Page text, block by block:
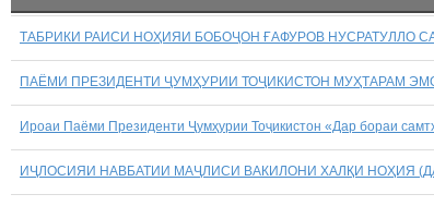
ТАБРИКИ РАИСИ НОҲИЯИ БОБОҶОН ҒАФУРОВ НУСРАТУЛЛО
ПАЁМИ ПРЕЗИДЕНТИ ҶУМҲУРИИ ТОҶИКИСТОН МУҲТАРАМ
Ироаи Паёми Президенти Ҷумҳурии Тоҷикистон «Дар бораи
ИҶЛОСИЯИ НАВБАТИИ МАҶЛИСИ ВАКИЛОНИ ХАЛҚИ НОҲИЯ